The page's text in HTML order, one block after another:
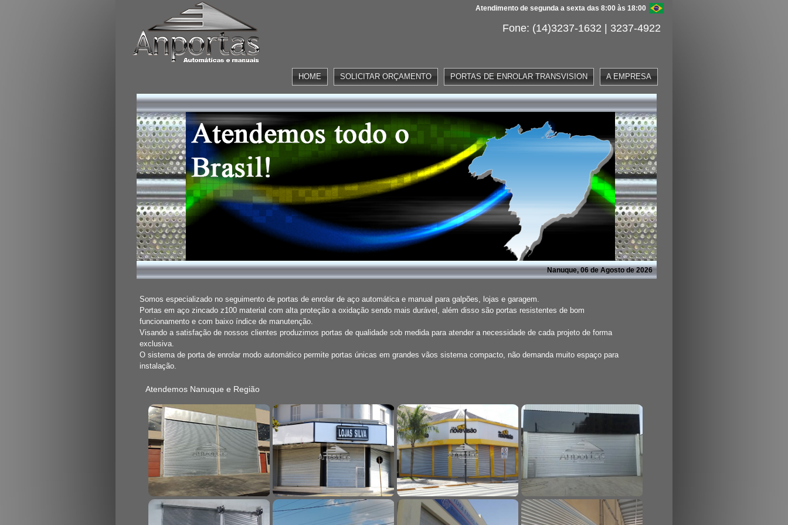
Atendimento de segunda a sexta das 8:00 às 18:00
Fone: (14)3237-1632 | 3237-4922
HOME SOLICITAR ORÇAMENTO PORTAS DE ENROLAR TRANSVISION A EMPRESA
Nanuque, 06 de Agosto de 2026
Somos especializado no seguimento de portas de enrolar de aço automática e manual para galpões, lojas e garagem.
Portas em aço zincado z100 material com alta proteção a oxidação sendo mais durável, além disso são portas resistentes de bom
funcionamento e com baixo índice de manutenção.
Visando a satisfação de nossos clientes produzimos portas de qualidade sob medida para atender a necessidade de cada projeto de forma
exclusiva.
O sistema de porta de enrolar modo automático permite portas únicas em grandes vãos sistema compacto, não demanda muito espaço para
instalação.
Atendemos Nanuque e Região